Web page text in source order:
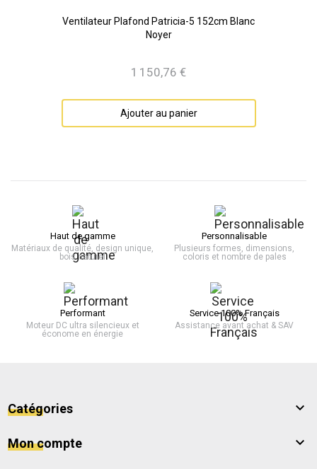
Ventilateur Plafond Patricia-5 152cm Blanc
Noyer
Prix
1 150,76 €
Ajouter au panier
Haut de gamme
Matériaux de qualité, design unique,
bois naturel
Personnalisable
Plusieurs formes, dimensions,
coloris et nombre de pales
Performant
Moteur DC ultra silencieux et
économe en énergie
Service 100% Français
Assistance avant achat & SAV
Catégories 
Mon compte 